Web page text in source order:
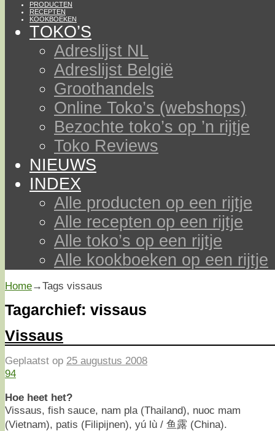
PRODUCTEN
RECEPTEN
KOOKBOEKEN
TOKO’S
Adreslijst NL
Adreslijst België
Groothandels
Online Toko’s (webshops)
Bezochte toko’s op ’n rijtje
Toko Reviews
NIEUWS
INDEX
Alle producten op een rijtje
Alle recepten op een rijtje
Alle toko’s op een rijtje
Alle kookboeken op een rijtje
Home→Tags vissaus
Tagarchief: vissaus
Vissaus
Geplaatst op 25 augustus 2008
94
Hoe heet het?
Vissaus, fish sauce, nam pla (Thailand), nuoc mam
(Vietnam), patis (Filipijnen), yú lù / 鱼露 (China).